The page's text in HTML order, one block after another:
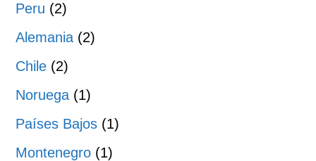
Peru (2)
Alemania (2)
Chile (2)
Noruega (1)
Países Bajos (1)
Montenegro (1)